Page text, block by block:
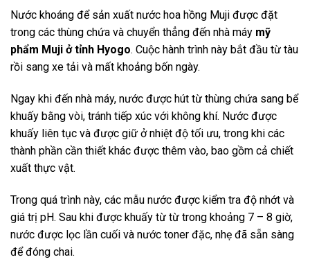
Nước khoáng để sản xuất nước hoa hồng Muji được đặt
trong các thùng chứa và chuyển thẳng đến nhà máy mỹ
phẩm Muji ở tỉnh Hyogo. Cuộc hành trình này bắt đầu từ tàu
rồi sang xe tải và mất khoảng bốn ngày.
Ngay khi đến nhà máy, nước được hút từ thùng chứa sang bể
khuấy bằng vòi, tránh tiếp xúc với không khí. Nước được
khuấy liên tục và được giữ ở nhiệt độ tối ưu, trong khi các
thành phần cần thiết khác được thêm vào, bao gồm cả chiết
xuất thực vật.
Trong quá trình này, các mẫu nước được kiểm tra độ nhớt và
giá trị pH. Sau khi được khuấy từ từ trong khoảng 7 – 8 giờ,
nước được lọc lần cuối và nước toner đặc, nhẹ đã sẵn sàng
để đóng chai.